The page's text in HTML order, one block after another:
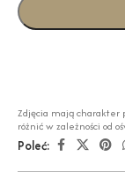
Zdjęcia mają charakter
różnić w zależności od
Poleć: